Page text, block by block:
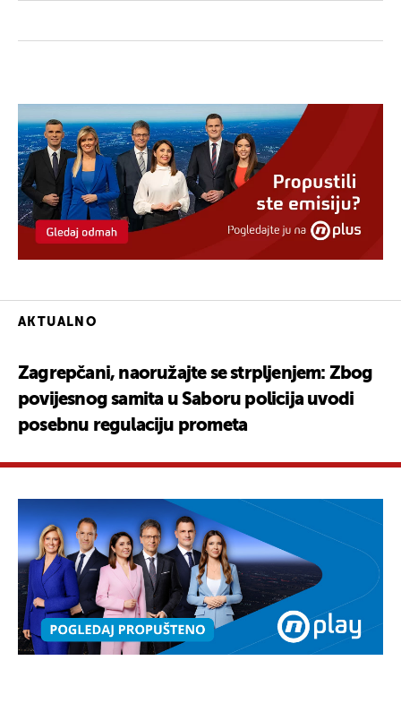
AKTUALNO
Zagrepčani, naoružajte se strpljenjem: Zbog
povijesnog samita u Saboru policija uvodi
posebnu regulaciju prometa